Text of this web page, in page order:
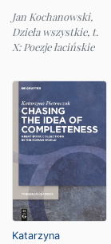
Jan Kochanowski,
Dzieła wszystkie, t.
X: Poezje łacińskie
Katarzyna